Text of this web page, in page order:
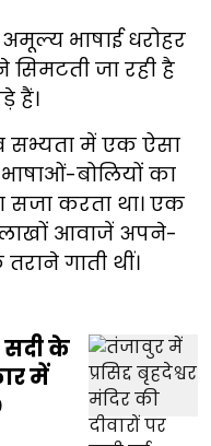
भाषाई धरोहर
जा रही है
हैं।
सभ्यता में एक ऐसा
बोलियों का
करता था। एक
लाखों आवाजें अपने-
गाती थीं।
सदी के
में